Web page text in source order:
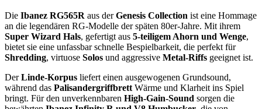
Die Ibanez RG565R aus derGenesis Collection ist eine Hommage
an die legendären RG-Modelle der späten 80er-Jahre. Mit ihrem
Super Wizard Hals, gefertigt aus 5-teiligem Ahorn und Wenge,
bietet sie eine unfassbar schnelle Bespielbarkeit, die perfekt für
Shredding, virtuose Solos und aggressive Metal-Riffs geeignet ist.
DerLinde-Korpus liefert einen ausgewogenen Grundsound,
während das Palisandergriffbrett Wärme und Klarheit ins Spiel
bringt. Für den unverkennbaren High-Gain-Sound sorgen die